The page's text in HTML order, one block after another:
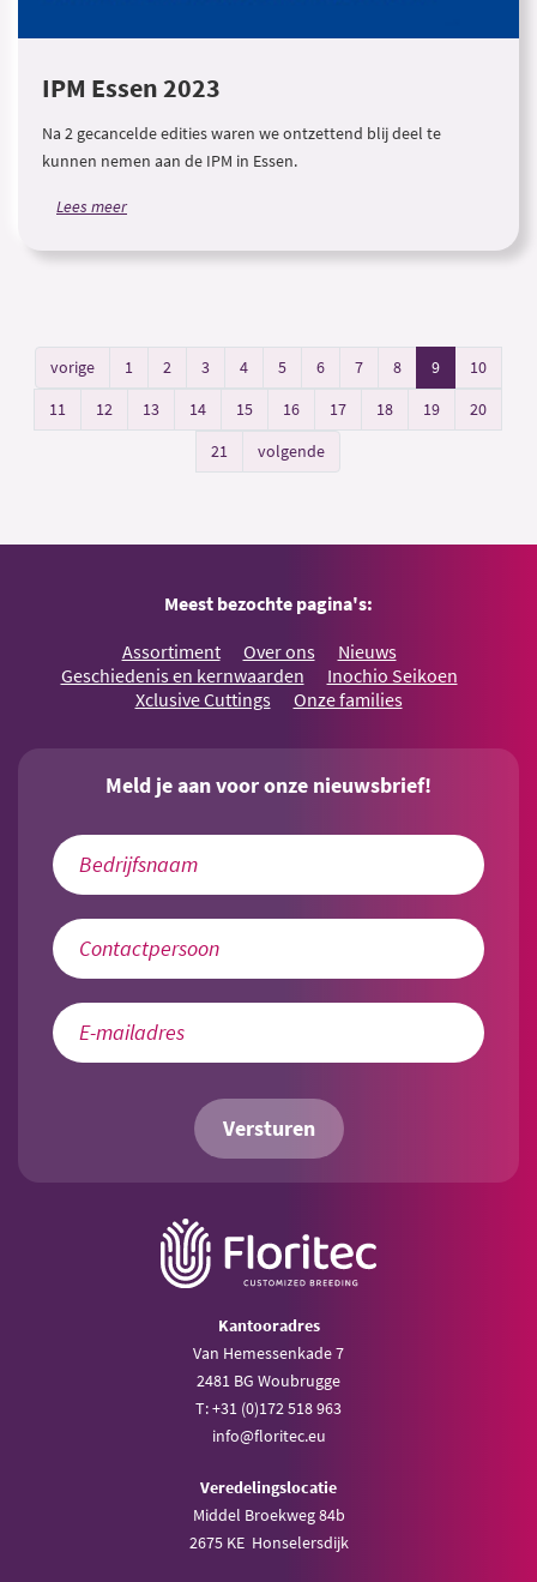
IPM Essen 2023
Na 2 gecancelde edities waren we ontzettend blij deel te
kunnen nemen aan de IPM in Essen.
Lees meer
vorige 1 2 3 4 5 6 7 8 9
10
11
12 13 14 15 16 17 18 19
20
21
volgende
Meest bezochte pagina's:
Assortiment Over ons
Nieuws
Geschiedenis en kernwaarden
Inochio Seikoen
Xclusive Cuttings
Onze families
Meld je aan voor onze nieuwsbrief!
Versturen
Kantooradres
Van Hemessenkade 7
2481 BG Woubrugge
T: +31 (0)172 518 963
info@floritec.eu
Veredelingslocatie
Middel Broekweg 84b
2675 KE Honselersdijk